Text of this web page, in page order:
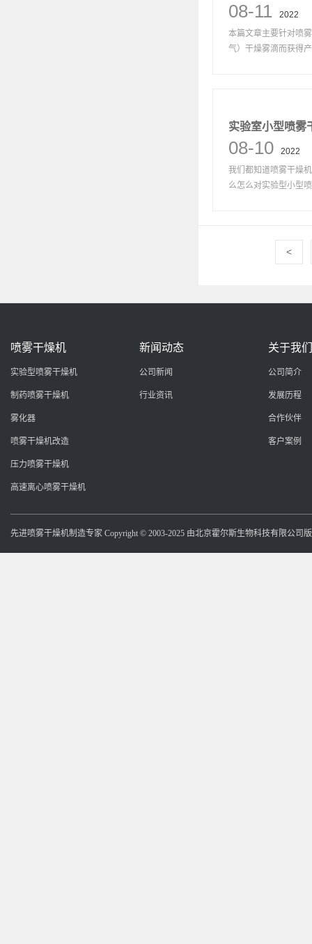
08-11
2022
本篇文章主要针对喷
气）干燥雾滴而获得
实验室小型喷雾
08-10
2022
我们都知道喷雾干燥
么怎么对实验型小型
<
喷雾干燥机
实验型喷雾干燥机
制药喷雾干燥机
雾化器
喷雾干燥机改造
压力喷雾干燥机
高速离心喷雾干燥机
新闻动态
公司新闻
行业资讯
关于我们
公司简介
发展历程
合作伙伴
客户案例
先进喷雾干燥机制造专家 Copyright © 2003-2025 由北京霍尔斯生物科技有限公司